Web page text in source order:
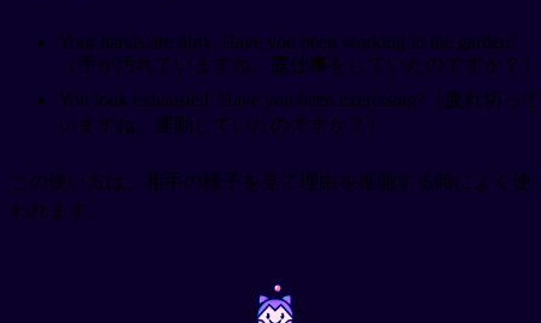
Your hands are dirty. Have you been working in the garden?
（手が汚れていますね。庭仕事をしていたのですか？）
You look exhausted. Have you been exercising?（疲れ切って
いますね。運動していたのですか？）
この使い方は、相手の様子を見て理由を推測する時によく使
われます。
~ ~